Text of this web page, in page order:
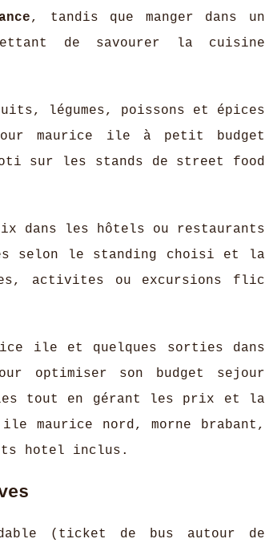
, tandis que manger dans un
de savourer la cuisine
légumes, poissons et épices
maurice ile à petit budget
sur les stands de street food
dans les hôtels ou restaurants
selon le standing choisi et la
activites ou excursions flic
ile et quelques sorties dans
optimiser son budget sejour
tout en gérant les prix et la
maurice nord, morne brabant,
hotel inclus.
(ticket de bus autour de